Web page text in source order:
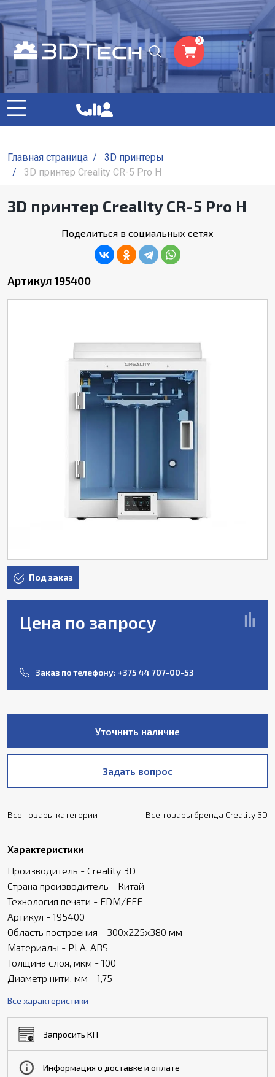
0
Главная страница /
3D принтеры
/
3D принтер Creality CR-5 Pro H
3D принтер Creality CR-5 Pro H
Поделиться в социальных сетях
Артикул 195400
Под заказ
Цена по запросу
Заказ по телефону: +375 44 707-00-53
Уточнить наличие
Задать вопрос
Все товары категории Все товары бренда Creality 3D
Характеристики
Производитель - Creality 3D
Страна производитель - Китай
Технология печати - FDM/FFF
Артикул - 195400
Область построения - 300x225x380 мм
Материалы - PLA, ABS
Толщина слоя, мкм - 100
Диаметр нити, мм - 1,75
Все характеристики
Запросить КП
Информация о доставке и оплате